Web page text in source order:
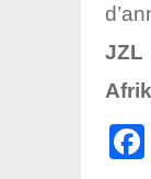
JZL